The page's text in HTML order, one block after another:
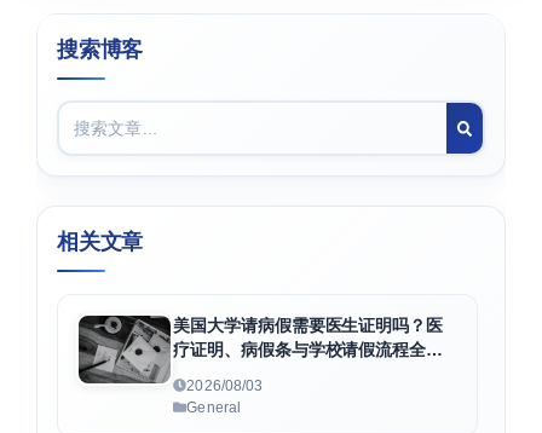
搜索博客
相关文章
美国大学请病假需要医生证明吗？医
疗证明、病假条与学校请假流程全解
析
2026/08/03
General